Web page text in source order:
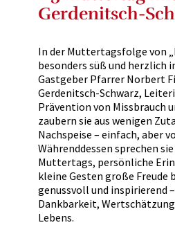
Gerdenitsch-
In der Muttertagsfolge von
besonders süß und herzlich
Gastgeber Pfarrer Norbert
Gerdenitsch-Schwarz,
Prävention von Missbrauch
zaubern sie aus wenigen
Nachspeise – einfach, aber
Währenddessen sprechen
Muttertags, persönliche
kleine Gesten große Freude
genussvoll und inspirierend
Dankbarkeit,
Lebens.